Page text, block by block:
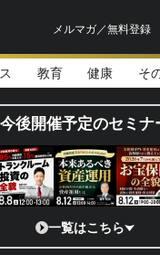
メルマガ／無料登録
教育 健康 そ
ンチャーのココがス
今後開催予定のセミナ
一覧はこちら